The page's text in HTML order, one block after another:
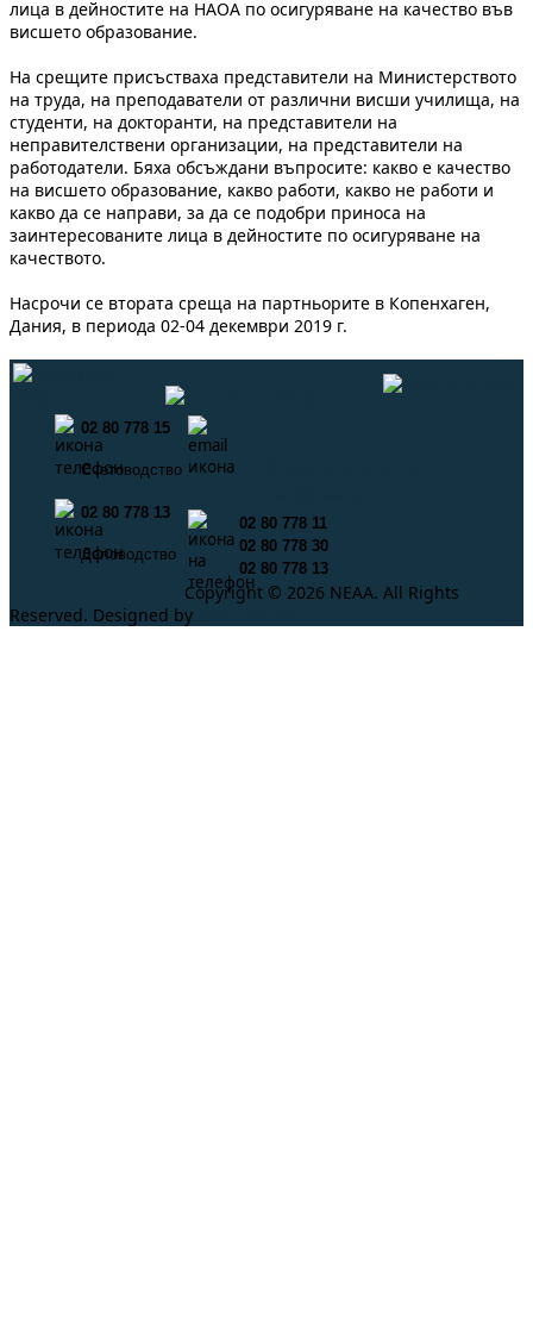
лица в дейностите на НАОА по осигуряване на качество във
висшето образование.
На срещите присъстваха представители на Министерството
на труда, на преподаватели от различни висши училища, на
студенти, на докторанти, на представители на
неправителствени организации, на представители на
работодатели. Бяха обсъждани въпросите: какво е качество
на висшето образование, какво работи, какво не работи и
какво да се направи, за да се подобри приноса на
заинтересованите лица в дейностите по осигуряване на
качеството.
Насрочи се втората среща на партньорите в Копенхаген,
Дания, в периода 02-04 декември 2019 г.
02 80 778 15
Счетоводство
02 80 778 13
Деловодство
02 80 778 11
02 80 778 30
02 80 778 13
Copyright © 2026 NEAA. All Rights
Reserved. Designed by